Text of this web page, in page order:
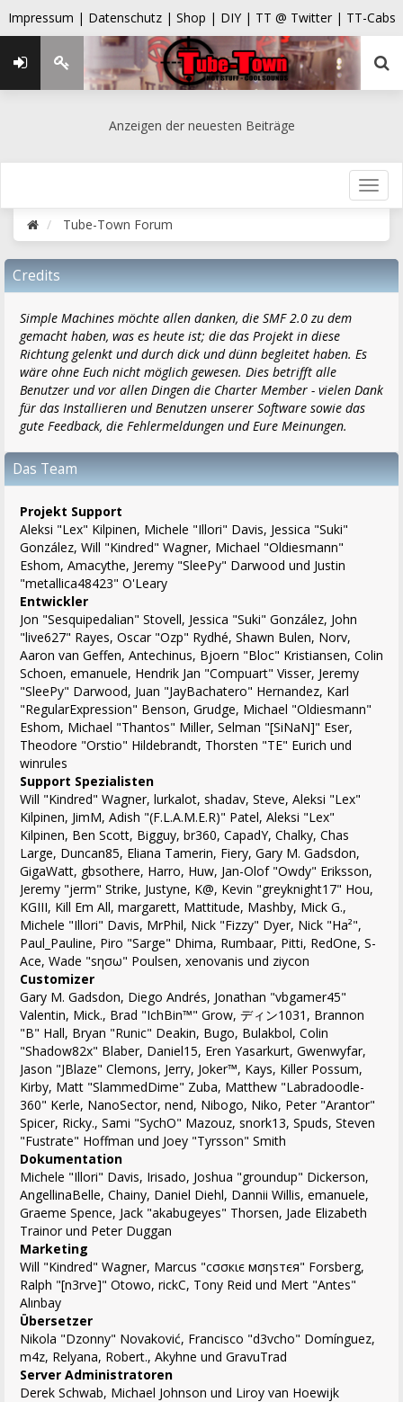
Impressum | Datenschutz | Shop | DIY | TT @ Twitter | TT-Cabs
Anzeigen der neuesten Beiträge
Tube-Town Forum
Credits
Simple Machines möchte allen danken, die SMF 2.0 zu dem
gemacht haben, was es heute ist; die das Projekt in diese
Richtung gelenkt und durch dick und dünn begleitet haben. Es
wäre ohne Euch nicht möglich gewesen. Dies betrifft alle
Benutzer und vor allen Dingen die Charter Member - vielen Dank
für das Installieren und Benutzen unserer Software sowie das
gute Feedback, die Fehlermeldungen und Eure Meinungen.
Das Team
Projekt Support
Aleksi "Lex" Kilpinen, Michele "Illori" Davis, Jessica "Suki"
González, Will "Kindred" Wagner, Michael "Oldiesmann"
Eshom, Amacythe, Jeremy "SleePy" Darwood und Justin
"metallica48423" O'Leary
Entwickler
Jon "Sesquipedalian" Stovell, Jessica "Suki" González, John
"live627" Rayes, Oscar "Ozp" Rydhé, Shawn Bulen, Norv,
Aaron van Geffen, Antechinus, Bjoern "Bloc" Kristiansen, Colin
Schoen, emanuele, Hendrik Jan "Compuart" Visser, Jeremy
"SleePy" Darwood, Juan "JayBachatero" Hernandez, Karl
"RegularExpression" Benson, Grudge, Michael "Oldiesmann"
Eshom, Michael "Thantos" Miller, Selman "[SiNaN]" Eser,
Theodore "Orstio" Hildebrandt, Thorsten "TE" Eurich und
winrules
Support Spezialisten
Will "Kindred" Wagner, lurkalot, shadav, Steve, Aleksi "Lex"
Kilpinen, JimM, Adish "(F.L.A.M.E.R)" Patel, Aleksi "Lex"
Kilpinen, Ben Scott, Bigguy, br360, CapadY, Chalky, Chas
Large, Duncan85, Eliana Tamerin, Fiery, Gary M. Gadsdon,
GigaWatt, gbsothere, Harro, Huw, Jan-Olof "Owdy" Eriksson,
Jeremy "jerm" Strike, Justyne, K@, Kevin "greyknight17" Hou,
KGIII, Kill Em All, margarett, Mattitude, Mashby, Mick G.,
Michele "Illori" Davis, MrPhil, Nick "Fizzy" Dyer, Nick "Ha²",
Paul_Pauline, Piro "Sarge" Dhima, Rumbaar, Pitti, RedOne, S-
Ace, Wade "sησω" Poulsen, xenovanis und ziycon
Customizer
Gary M. Gadsdon, Diego Andrés, Jonathan "vbgamer45"
Valentin, Mick., Brad "IchBin™" Grow, ディン1031, Brannon
"B" Hall, Bryan "Runic" Deakin, Bugo, Bulakbol, Colin
"Shadow82x" Blaber, Daniel15, Eren Yasarkurt, Gwenwyfar,
Jason "JBlaze" Clemons, Jerry, Joker™, Kays, Killer Possum,
Kirby, Matt "SlammedDime" Zuba, Matthew "Labradoodle-
360" Kerle, NanoSector, nend, Nibogo, Niko, Peter "Arantor"
Spicer, Ricky., Sami "SychO" Mazouz, snork13, Spuds, Steven
"Fustrate" Hoffman und Joey "Tyrsson" Smith
Dokumentation
Michele "Illori" Davis, Irisado, Joshua "groundup" Dickerson,
AngellinaBelle, Chainy, Daniel Diehl, Dannii Willis, emanuele,
Graeme Spence, Jack "akabugeyes" Thorsen, Jade Elizabeth
Trainor und Peter Duggan
Marketing
Will "Kindred" Wagner, Marcus "cσσкιє мσηѕтєя" Forsberg,
Ralph "[n3rve]" Otowo, rickC, Tony Reid und Mert "Antes"
Alınbay
Übersetzer
Nikola "Dzonny" Novaković, Francisco "d3vcho" Domínguez,
m4z, Relyana, Robert., Akyhne und GravuTrad
Server Administratoren
Derek Schwab, Michael Johnson und Liroy van Hoewijk